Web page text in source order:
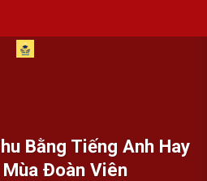
Bằng Tiếng Anh Hay
Đoàn Viên